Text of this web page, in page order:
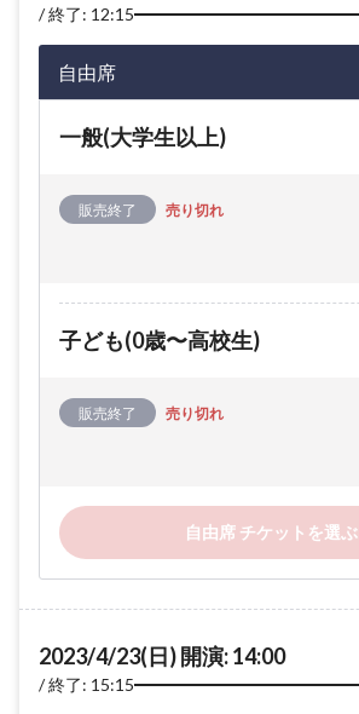
終了: 12:15
自由席
一般(大学生以上)
販売終了 売り切れ
子ども(0歳〜高校生)
販売終了 売り切れ
自由席 チケットを選ぶ
2023/4/23(日) 開演: 14:00
終了: 15:15